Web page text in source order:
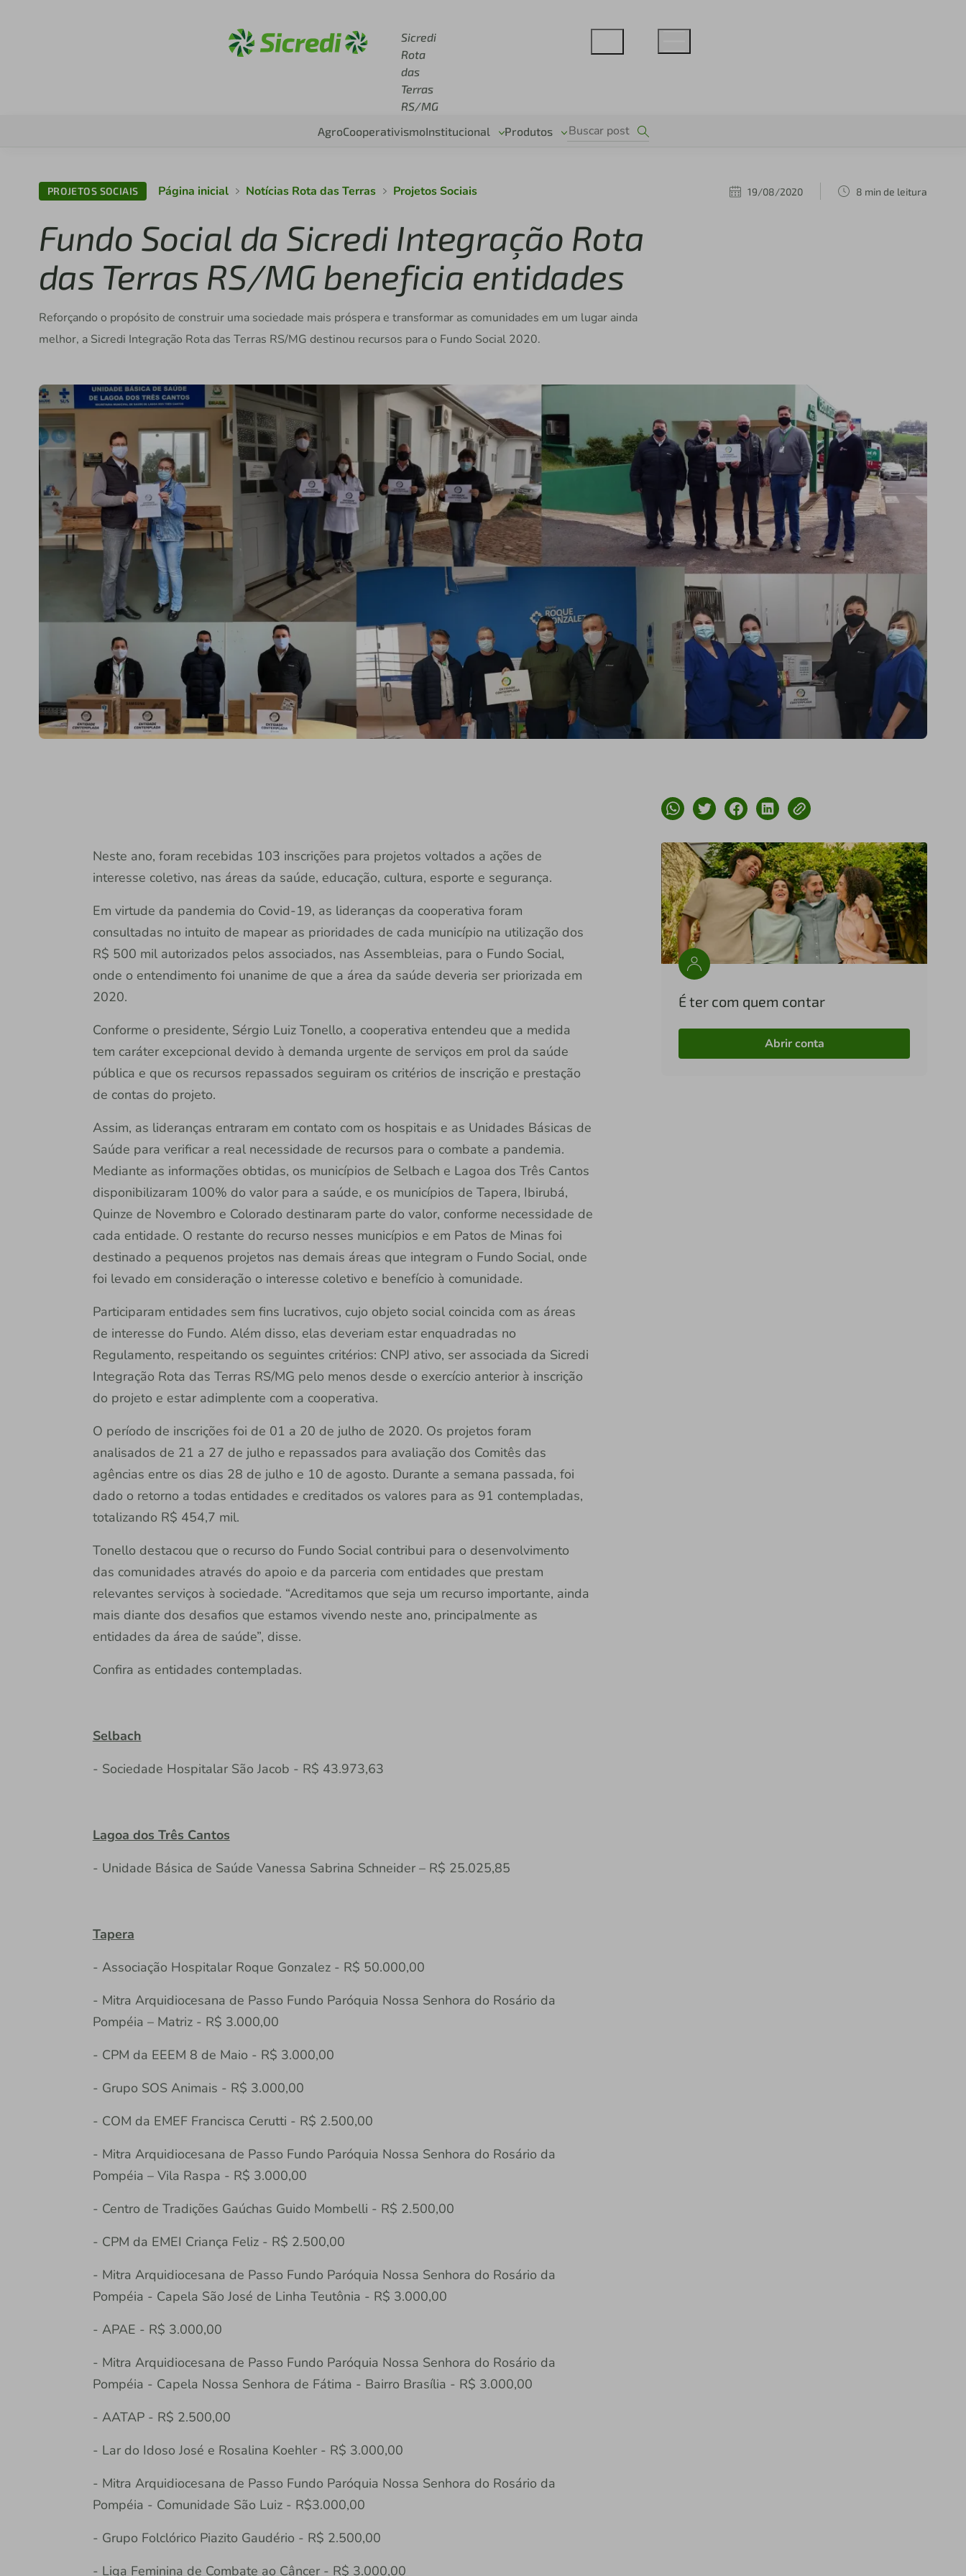
Sicredi
Rota
das
Terras
RS/MG
AgroCooperativismoInstitucional Produtos
PROJETOS SOCIAIS Página inicial Notícias Rota das Terras Projetos Sociais 19/08/2020 8 min de leitura
Fundo Social da Sicredi Integração Rota
das Terras RS/MG beneficia entidades
Reforçando o propósito de construir uma sociedade mais próspera e transformar as comunidades em um lugar ainda
melhor, a Sicredi Integração Rota das Terras RS/MG destinou recursos para o Fundo Social 2020.
Neste ano, foram recebidas 103 inscrições para projetos voltados a ações de
interesse coletivo, nas áreas da saúde, educação, cultura, esporte e segurança.
Em virtude da pandemia do Covid-19, as lideranças da cooperativa foram
consultadas no intuito de mapear as prioridades de cada município na utilização dos
R$ 500 mil autorizados pelos associados, nas Assembleias, para o Fundo Social,
onde o entendimento foi unanime de que a área da saúde deveria ser priorizada em
2020.
Conforme o presidente, Sérgio Luiz Tonello, a cooperativa entendeu que a medida
tem caráter excepcional devido à demanda urgente de serviços em prol da saúde
pública e que os recursos repassados seguiram os critérios de inscrição e prestação
de contas do projeto.
Assim, as lideranças entraram em contato com os hospitais e as Unidades Básicas de
Saúde para verificar a real necessidade de recursos para o combate a pandemia.
Mediante as informações obtidas, os municípios de Selbach e Lagoa dos Três Cantos
disponibilizaram 100% do valor para a saúde, e os municípios de Tapera, Ibirubá,
Quinze de Novembro e Colorado destinaram parte do valor, conforme necessidade de
cada entidade. O restante do recurso nesses municípios e em Patos de Minas foi
destinado a pequenos projetos nas demais áreas que integram o Fundo Social, onde
foi levado em consideração o interesse coletivo e benefício à comunidade.
Participaram entidades sem fins lucrativos, cujo objeto social coincida com as áreas
de interesse do Fundo. Além disso, elas deveriam estar enquadradas no
Regulamento, respeitando os seguintes critérios: CNPJ ativo, ser associada da Sicredi
Integração Rota das Terras RS/MG pelo menos desde o exercício anterior à inscrição
do projeto e estar adimplente com a cooperativa.
O período de inscrições foi de 01 a 20 de julho de 2020. Os projetos foram
analisados de 21 a 27 de julho e repassados para avaliação dos Comitês das
agências entre os dias 28 de julho e 10 de agosto. Durante a semana passada, foi
dado o retorno a todas entidades e creditados os valores para as 91 contempladas,
totalizando R$ 454,7 mil.
Tonello destacou que o recurso do Fundo Social contribui para o desenvolvimento
das comunidades através do apoio e da parceria com entidades que prestam
relevantes serviços à sociedade. “Acreditamos que seja um recurso importante, ainda
mais diante dos desafios que estamos vivendo neste ano, principalmente as
entidades da área de saúde”, disse.
Confira as entidades contempladas.
Selbach
- Sociedade Hospitalar São Jacob - R$ 43.973,63
Lagoa dos Três Cantos
- Unidade Básica de Saúde Vanessa Sabrina Schneider – R$ 25.025,85
Tapera
- Associação Hospitalar Roque Gonzalez - R$ 50.000,00
- Mitra Arquidiocesana de Passo Fundo Paróquia Nossa Senhora do Rosário da
Pompéia – Matriz - R$ 3.000,00
- CPM da EEEM 8 de Maio - R$ 3.000,00
- Grupo SOS Animais - R$ 3.000,00
- COM da EMEF Francisca Cerutti - R$ 2.500,00
- Mitra Arquidiocesana de Passo Fundo Paróquia Nossa Senhora do Rosário da
Pompéia – Vila Raspa - R$ 3.000,00
- Centro de Tradições Gaúchas Guido Mombelli - R$ 2.500,00
- CPM da EMEI Criança Feliz - R$ 2.500,00
- Mitra Arquidiocesana de Passo Fundo Paróquia Nossa Senhora do Rosário da
Pompéia - Capela São José de Linha Teutônia - R$ 3.000,00
- APAE - R$ 3.000,00
- Mitra Arquidiocesana de Passo Fundo Paróquia Nossa Senhora do Rosário da
Pompéia - Capela Nossa Senhora de Fátima - Bairro Brasília - R$ 3.000,00
- AATAP - R$ 2.500,00
- Lar do Idoso José e Rosalina Koehler - R$ 3.000,00
- Mitra Arquidiocesana de Passo Fundo Paróquia Nossa Senhora do Rosário da
Pompéia - Comunidade São Luiz - R$3.000,00
- Grupo Folclórico Piazito Gaudério - R$ 2.500,00
- Liga Feminina de Combate ao Câncer - R$ 3.000,00
É ter com quem contar
Abrir conta